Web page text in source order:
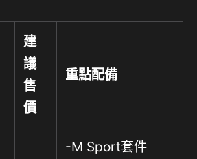
建
議
售
價
重點配備
-M Sport套件